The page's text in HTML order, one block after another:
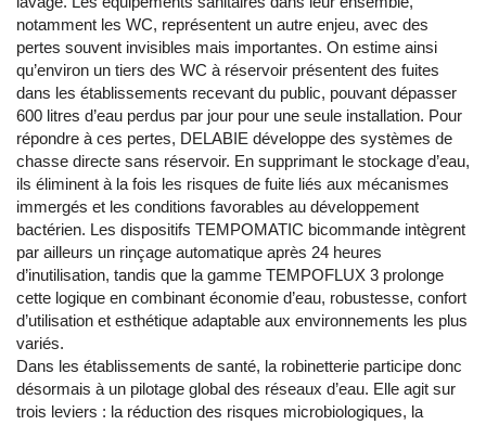
notamment les WC, représentent un autre enjeu, avec des
pertes souvent invisibles mais importantes. On estime ainsi
qu’environ un tiers des WC à réservoir présentent des fuites
dans les établissements recevant du public, pouvant dépasser
600 litres d’eau perdus par jour pour une seule installation. Pour
répondre à ces pertes, DELABIE développe des systèmes de
chasse directe sans réservoir. En supprimant le stockage d’eau,
ils éliminent à la fois les risques de fuite liés aux mécanismes
immergés et les conditions favorables au développement
bactérien. Les dispositifs TEMPOMATIC bicommande intègrent
par ailleurs un rinçage automatique après 24 heures
d’inutilisation, tandis que la gamme TEMPOFLUX 3 prolonge
cette logique en combinant économie d’eau, robustesse, confort
d’utilisation et esthétique adaptable aux environnements les plus
variés.
Dans les établissements de santé, la robinetterie participe donc
désormais à un pilotage global des réseaux d’eau. Elle agit sur
trois leviers : la réduction des risques microbiologiques, la